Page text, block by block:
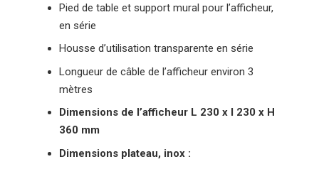
Pied de table et support mural pour l’afficheur,
en série
Housse d’utilisation transparente en série
Longueur de câble de l’afficheur environ 3
mètres
Dimensions de l’afficheur L 230 x l 230 x H
360 mm
Dimensions plateau, inox :